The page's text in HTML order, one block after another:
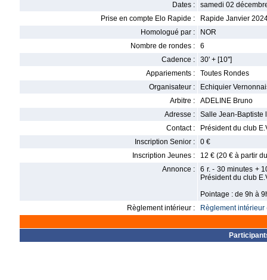
Dates :
samedi 02
Prise en compte Elo Rapide :
Rapide Janvier
Homologué par :
NOR
Nombre de rondes :
6
Cadence :
30' + [10'']
Appariements :
Toutes Rondes
Organisateur :
Echiquier
Arbitre :
ADELINE Bruno
Adresse :
Salle Jean-Baptiste
Contact :
Président du club
Inscription Senior :
0 €
Inscription Jeunes :
12 € (20 € à partir
Annonce :
6 r. - 30 minutes +
Président du club
Pointage : de 9h à
Règlement intérieur :
Règlement intérieur